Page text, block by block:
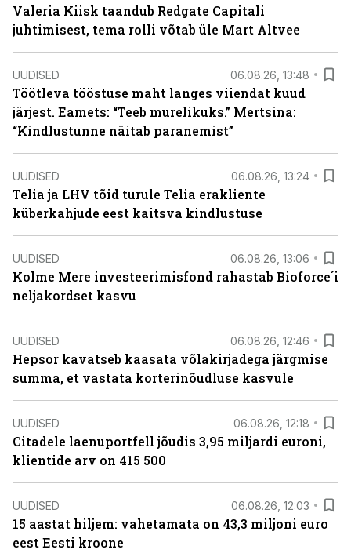
Valeria Kiisk taandub Redgate Capitali
juhtimisest, tema rolli võtab üle Mart Altvee
UUDISED 06.08.26, 13:48
Töötleva tööstuse maht langes viiendat kuud
järjest. Eamets: “Teeb murelikuks.” Mertsina:
“Kindlustunne näitab paranemist”
UUDISED 06.08.26, 13:24
Telia ja LHV tõid turule Telia erakliente
küberkahjude eest kaitsva kindlustuse
UUDISED 06.08.26, 13:06
Kolme Mere investeerimisfond rahastab Bioforce´i
neljakordset kasvu
UUDISED 06.08.26, 12:46
Hepsor kavatseb kaasata võlakirjadega järgmise
summa, et vastata korterinõudluse kasvule
UUDISED 06.08.26, 12:18
Citadele laenuportfell jõudis 3,95 miljardi euroni,
klientide arv on 415 500
UUDISED 06.08.26, 12:03
15 aastat hiljem: vahetamata on 43,3 miljoni euro
eest Eesti kroone